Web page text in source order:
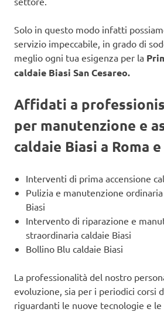
Solo in questo modo infatti
servizio impeccabile, in grado di
meglio ogni tua esigenza per la
caldaie Biasi San Cesareo.
Affidati a
per manutenzione e
caldaie Biasi a Roma
Interventi di prima accensione
Pulizia e manutenzione
Biasi
Intervento di riparazione e
straordinaria caldaie Biasi
Bollino Blu caldaie Biasi
La professionalità del nostro
evoluzione, sia per i periodici corsi
riguardanti le nuove tecnologie e le